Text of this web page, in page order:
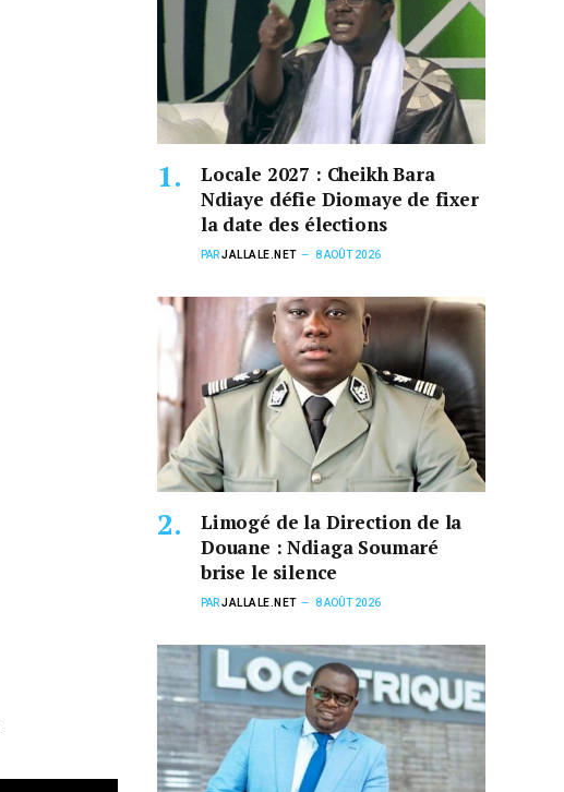
Locale 2027 : Cheikh Bara
Ndiaye défie Diomaye de fixer
la date des élections
PARJALLALE.NET 8 AOÛT 2026
Limogé de la Direction de la
Douane : Ndiaga Soumaré
brise le silence
PARJALLALE.NET 8 AOÛT 2026